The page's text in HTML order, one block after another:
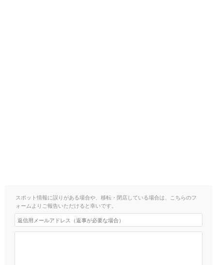
スポット情報に誤りがある場合や、移転・閉店している場合は、こちらのフ
ォームよりご報告いただけると幸いです。